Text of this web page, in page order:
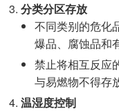
分类分区存放
不同类别的危化
爆品、腐蚀品和
禁止将相互反应
与易燃物不得存
温湿度控制